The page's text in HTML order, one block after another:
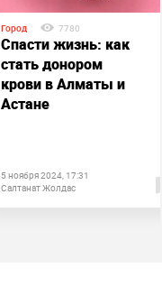
Город 7780
Спасти жизнь: как
стать донором
крови в Алматы и
Астане
5 ноября 2024, 17:31
Салтанат Жолдас